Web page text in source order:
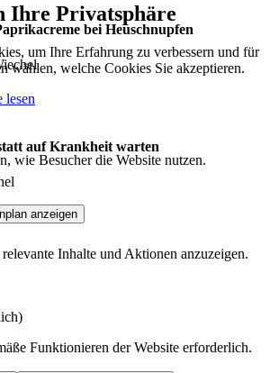
bei Heuschnupfen
auf Krankheit warten
anzeigen
Ihre Privatsphäre
um Ihre Erfahrung zu verbessern und für
wählen, welche Cookies Sie akzeptieren.
lesen
wie Besucher die Website nutzen.
Inhalte und Aktionen anzuzeigen.
Funktionieren der Website erforderlich.